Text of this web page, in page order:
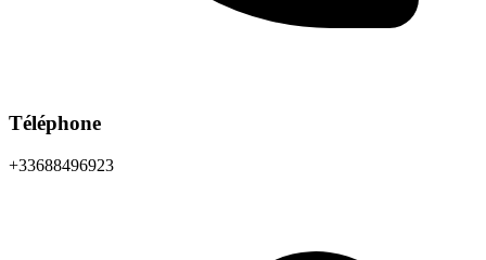
Téléphone
+33688496923